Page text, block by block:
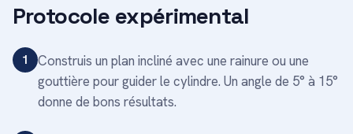
Protocole expérimental
1
Construis un plan incliné avec une rainure ou une
gouttière pour guider le cylindre. Un angle de 5° à 15°
donne de bons résultats.